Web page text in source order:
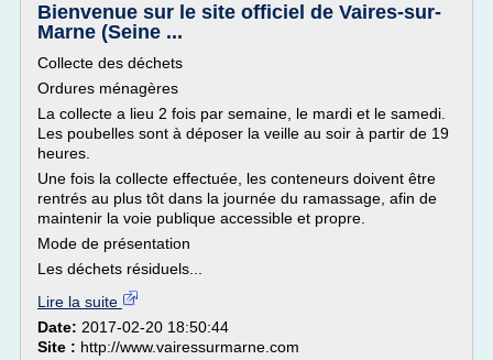
Bienvenue sur le site officiel de Vaires-sur-
Marne (Seine ...
Collecte des déchets
Ordures ménagères
La collecte a lieu 2 fois par semaine, le mardi et le samedi.
Les poubelles sont à déposer la veille au soir à partir de 19
heures.
Une fois la collecte effectuée, les conteneurs doivent être
rentrés au plus tôt dans la journée du ramassage, afin de
maintenir la voie publique accessible et propre.
Mode de présentation
Les déchets résiduels...
Lire la suite
Date: 2017-02-20 18:50:44
Site : http://www.vairessurmarne.com